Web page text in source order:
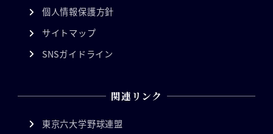
個人情報保護方針
サイトマップ
SNSガイドライン
関連リンク
東京六大学野球連盟